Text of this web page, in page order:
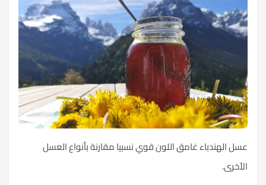
عسل الهندباء غامق اللون قوي نسبيا مقارنة بأنواع العسل
الأخرى.